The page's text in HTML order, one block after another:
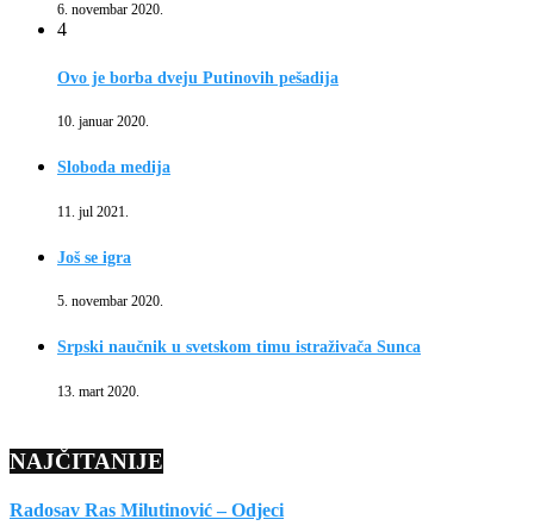
6. novembar 2020.
4
Ovo je borba dveju Putinovih pešadija
10. januar 2020.
Sloboda medija
11. jul 2021.
Još se igra
5. novembar 2020.
Srpski naučnik u svetskom timu istraživača Sunca
13. mart 2020.
NAJČITANIJE
Radosav Ras Milutinović – Odjeci